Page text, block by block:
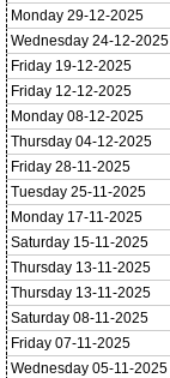
Monday 29-12-2025
Wednesday 24-12-2025
Friday 19-12-2025
Friday 12-12-2025
Monday 08-12-2025
Thursday 04-12-2025
Friday 28-11-2025
Tuesday 25-11-2025
Monday 17-11-2025
Saturday 15-11-2025
Thursday 13-11-2025
Thursday 13-11-2025
Saturday 08-11-2025
Friday 07-11-2025
Wednesday 05-11-2025